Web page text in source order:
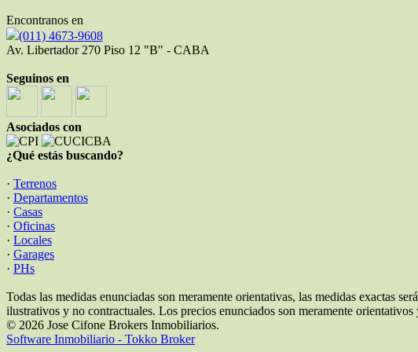
Encontranos en
(011) 4673-9608
Av. Libertador 270 Piso 12 "B" - CABA
Seguinos en
Asociados con
¿Qué estás buscando?
· Terrenos
· Departamentos
· Casas
· Oficinas
· Locales
· Garages
· PHs
Todas las medidas enunciadas son meramente orientativas, las medidas exactas
ilustrativos y no contractuales. Los precios enunciados son meramente orientativos
© 2026 Jose Cifone Brokers Inmobiliarios.
Software Inmobiliario - Tokko Broker